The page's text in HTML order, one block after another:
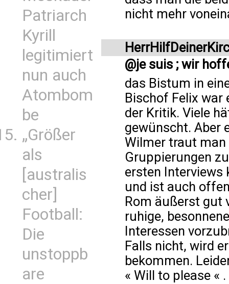
Patriarch
Kyrill
legitimiert
nun auch
Atombom
be
„Größer
als
[australis
cher]
Football:
Die
unstoppb
are
nicht mehr
@je suis ; wir
das Bistum in
Bischof Felix war
der Kritik. Viele
gewünscht. Aber
Wilmer traut man
Gruppierungen
ersten Interviews
und ist auch
Rom äußerst gut
ruhige,
Interessen
Falls nicht, wird
bekommen.
« Will to please « .